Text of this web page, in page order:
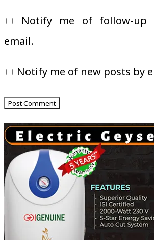
Notify me of follow-up
email.
Notify me of new posts by